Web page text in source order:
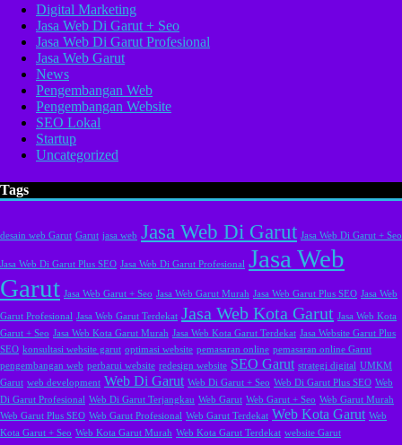
Digital Marketing
Jasa Web Di Garut + Seo
Jasa Web Di Garut Profesional
Jasa Web Garut
News
Pengembangan Web
Pengembangan Website
SEO Lokal
Startup
Uncategorized
Tags
desain web Garut Garut jasa web Jasa Web Di Garut Jasa Web Di Garut + Seo
Jasa Web Di Garut Plus SEO Jasa Web Di Garut Profesional Jasa Web
Garut Jasa Web Garut + Seo Jasa Web Garut Murah Jasa Web Garut Plus SEO Jasa Web
Garut Profesional Jasa Web Garut Terdekat Jasa Web Kota Garut Jasa Web Kota
Garut + Seo Jasa Web Kota Garut Murah Jasa Web Kota Garut Terdekat Jasa Website Garut Plus
SEO konsultasi website garut optimasi website pemasaran online pemasaran online Garut
pengembangan web perbarui website redesign website SEO Garut strategi digital UMKM
Garut web development Web Di Garut Web Di Garut + Seo Web Di Garut Plus SEO Web
Di Garut Profesional Web Di Garut Terjangkau Web Garut Web Garut + Seo Web Garut Murah
Web Garut Plus SEO Web Garut Profesional Web Garut Terdekat Web Kota Garut Web
Kota Garut + Seo Web Kota Garut Murah Web Kota Garut Terdekat website Garut